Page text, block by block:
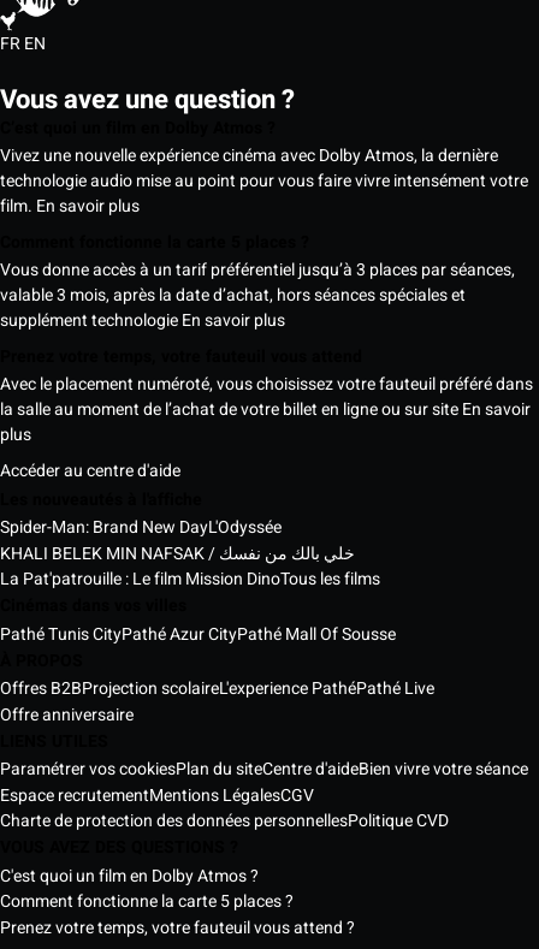
FREN
Vous avez une question ?
Vivez une nouvelle expérience cinéma avec Dolby Atmos, la dernière
technologie audio mise au point pour vous faire vivre intensément votre
film. En savoir plus
Vous donne accès à un tarif préférentiel jusqu’à 3 places par séances,
valable 3 mois, après la date d’achat, hors séances spéciales et
supplément technologieEn savoir plus
Avec le placement numéroté, vous choisissez votre fauteuil préféré dans
la salle au moment de l’achat de votre billet en ligne ou sur siteEn savoir
plus
Accéder au centre d'aide
Spider-Man: Brand New DayL'Odyssée
KHALI BELEK MIN NAFSAK / خلي بالك من نفسك
La Pat'patrouille : Le film Mission DinoTous les films
Pathé Tunis CityPathé Azur CityPathé Mall Of Sousse
Offres B2BProjection scolaireL'experience PathéPathé Live
Offre anniversaire
Paramétrer vos cookiesPlan du siteCentre d'aideBien vivre votre séance
Espace recrutementMentions LégalesCGV
Charte de protection des données personnellesPolitique CVD
C'est quoi un film en Dolby Atmos ?
Comment fonctionne la carte 5 places ?
Prenez votre temps, votre fauteuil vous attend ?